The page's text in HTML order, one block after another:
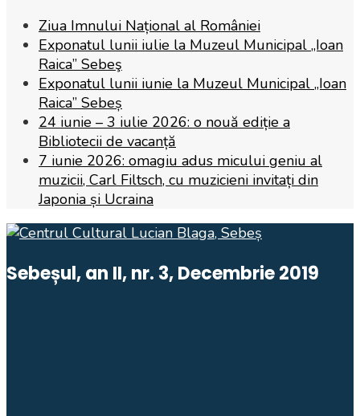
Ziua Imnului Național al României
Exponatul lunii iulie la Muzeul Municipal „Ioan
Raica” Sebeş
Exponatul lunii iunie la Muzeul Municipal „Ioan
Raica” Sebeș
24 iunie – 3 iulie 2026: o nouă ediție a
Bibliotecii de vacanță
7 iunie 2026: omagiu adus micului geniu al
muzicii, Carl Filtsch, cu muzicieni invitați din
Japonia și Ucraina
Sebeșul, an II, nr. 3, Decembrie 2019